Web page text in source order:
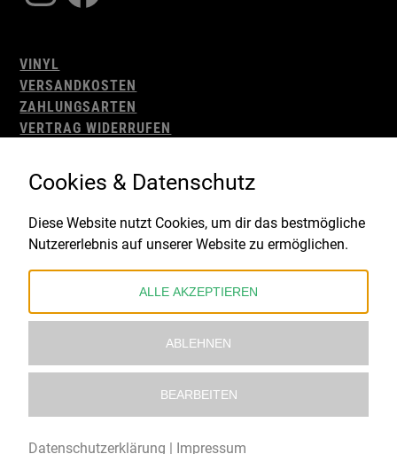
VINYL
VERSANDKOSTEN
ZAHLUNGSARTEN
VERTRAG WIDERRUFEN
WIDERRUFSBELEHRUNG
IMPRESSUM
Gefördert durch:
Cookies & Datenschutz
Diese Website nutzt Cookies, um dir das bestmögliche
Nutzererlebnis auf unserer Website zu ermöglichen.
ALLE AKZEPTIEREN
ABLEHNEN
BEARBEITEN
Datenschutzerklärung | Impressum